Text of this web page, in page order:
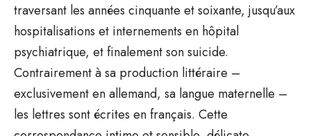
traversant les années cinquante et soixante, jusqu’aux
hospitalisations et internements en hôpital
psychiatrique, et finalement son suicide.
Contrairement à sa production littéraire –
exclusivement en allemand, sa langue maternelle –
les lettres sont écrites en français. Cette